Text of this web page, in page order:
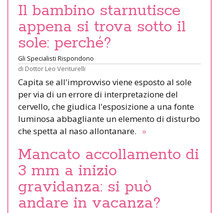
Il bambino starnutisce
appena si trova sotto il
sole: perché?
Gli Specialisti Rispondono
di Dottor Leo Venturelli
Capita se all'improvviso viene esposto al sole
per via di un errore di interpretazione del
cervello, che giudica l'esposizione a una fonte
luminosa abbagliante un elemento di disturbo
che spetta al naso allontanare. »
Mancato accollamento di
3 mm a inizio
gravidanza: si può
andare in vacanza?